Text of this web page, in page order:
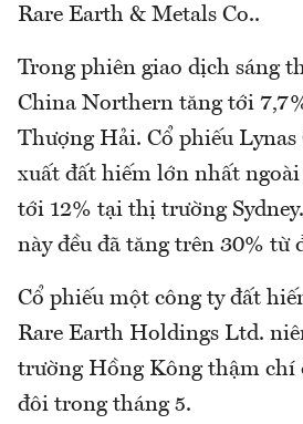
Rare Earth & Metals Co..
Trong phiên giao dịch sáng
China Northern tăng tới
Thượng Hải. Cổ phiếu Lynas
xuất đất hiếm lớn nhất
tới 12% tại thị trường
này đều đã tăng trên 30% từ
Cổ phiếu một công ty đất
Rare Earth Holdings Ltd.
trường Hồng Kông thậm chí
đôi trong tháng 5.